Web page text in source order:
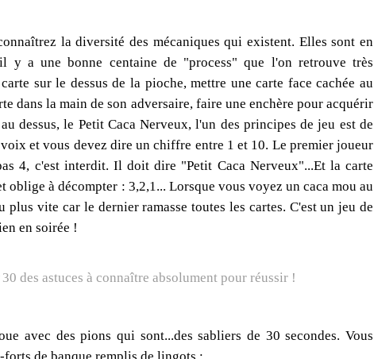
la diversité des mécaniques qui existent. Elles sont en
y a une bonne centaine de "process" que l'on retrouve très
sur le dessus de la pioche, mettre une carte face cachée au
dans la main de son adversaire, faire une enchère pour acquérir
dessus, le Petit Caca Nerveux, l'un des principes de jeu est de
et vous devez dire un chiffre entre 1 et 10. Le premier joueur
4, c'est interdit. Il doit dire "Petit Caca Nerveux"...Et la carte
oblige à décompter : 3,2,1... Lorsque vous voyez un caca mou au
plus vite car le dernier ramasse toutes les cartes. C'est un jeu de
en soirée !
avec des pions qui sont...des sabliers de 30 secondes. Vous